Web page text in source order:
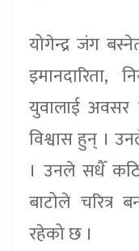
योगेन्द्र जंग
इमानदारिता,
युवालाई अवसर
विश्वास हुन् ।
। उनले सधैँ
बाटोले
रहेको छ ।